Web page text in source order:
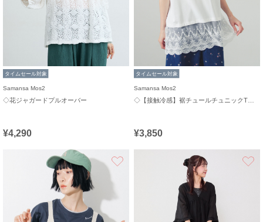
タイムセール対象
Samansa Mos2
◇花ジャガードプルオーバー
¥4,290
タイムセール対象
Samansa Mos2
¥3,850